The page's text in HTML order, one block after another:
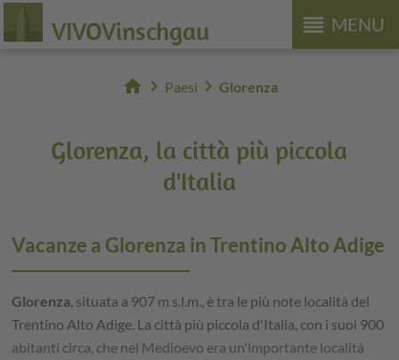
reorder MENU
VIVOVinschgau
home chevron_right Paesi chevron_right Glorenza
Glorenza, la città più piccola
d'Italia
Vacanze a Glorenza in Trentino Alto Adige
Glorenza , situata a 907 m s.l.m., è tra le più note località del
Trentino Alto Adige. La città più piccola d'Italia, con i suoi 900
abitanti circa, che nel Medioevo era un'importante località